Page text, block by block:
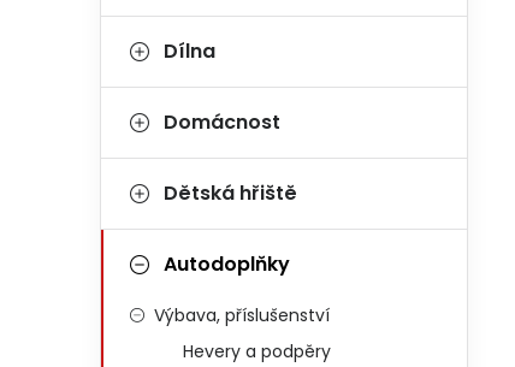
Dílna
Domácnost
Dětská hřiště
Autodoplňky
Výbava, příslušenství
Hevery a podpěry